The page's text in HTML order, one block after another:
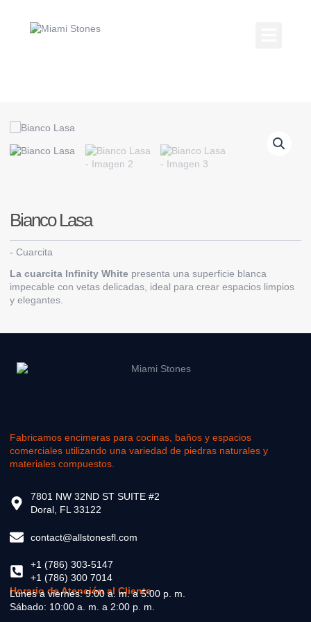
contenido
Bianco Lasa
- Cuarcita
La cuarcita Infinity White presenta una superficie blanca
impecable con vetas delicadas, ideal para crear espacios limpios
y elegantes.
Fabricamos encimeras para cocinas, baños y espacios
comerciales utilizando una variedad de piedras naturales y
materiales compuestos.
7801 NW 32ND ST SUITE #2
Doral, FL 33122
contact@allstonesfl.com
+1 (786) 303-5147
+1 (786) 300 7014
Horario de Atención al Cliente
Lunes a viernes: 9:00 a. m. a 5:00 p. m.
Sábado: 10:00 a. m. a 2:00 p. m.